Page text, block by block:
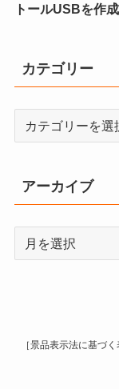
トールUSBを作
カテゴリー
リ
ー
アーカイブ
［景品表示法に基づ